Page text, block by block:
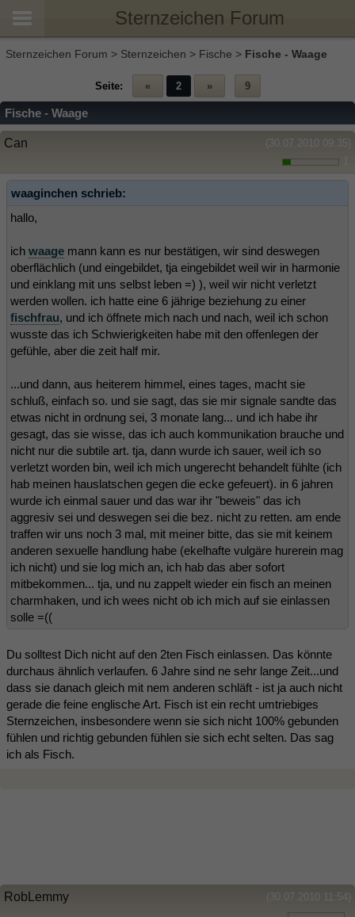
Sternzeichen Forum
Sternzeichen Forum > Sternzeichen > Fische > Fische - Waage
Seite: « 2 » 9
Fische - Waage
(30.07.2010 09:35)
Can
waaginchen schrieb:
hallo,
ich waage mann kann es nur bestätigen, wir sind deswegen
oberflächlich (und eingebildet, tja eingebildet weil wir in harmonie
und einklang mit uns selbst leben =) ), weil wir nicht verletzt
werden wollen. ich hatte eine 6 jährige beziehung zu einer
fischfrau, und ich öffnete mich nach und nach, weil ich schon
wusste das ich Schwierigkeiten habe mit den offenlegen der
gefühle, aber die zeit half mir.
...und dann, aus heiterem himmel, eines tages, macht sie
schluß, einfach so. und sie sagt, das sie mir signale sandte das
etwas nicht in ordnung sei, 3 monate lang... und ich habe ihr
gesagt, das sie wisse, das ich auch kommunikation brauche und
nicht nur die subtile art. tja, dann wurde ich sauer, weil ich so
verletzt worden bin, weil ich mich ungerecht behandelt fühlte (ich
hab meinen hauslatschen gegen die ecke gefeuert). in 6 jahren
wurde ich einmal sauer und das war ihr "beweis" das ich
aggresiv sei und deswegen sei die bez. nicht zu retten. am ende
traffen wir uns noch 3 mal, mit meiner bitte, das sie mit keinem
anderen sexuelle handlung habe (ekelhafte vulgäre hurerein mag
ich nicht) und sie log mich an, ich hab das aber sofort
mitbekommen... tja, und nu zappelt wieder ein fisch an meinen
charmhaken, und ich wees nicht ob ich mich auf sie einlassen
solle =((
Du solltest Dich nicht auf den 2ten Fisch einlassen. Das könnte
durchaus ähnlich verlaufen. 6 Jahre sind ne sehr lange Zeit...und
dass sie danach gleich mit nem anderen schläft - ist ja auch nicht
gerade die feine englische Art. Fisch ist ein recht umtriebiges
Sternzeichen, insbesondere wenn sie sich nicht 100% gebunden
fühlen und richtig gebunden fühlen sie sich echt selten. Das sag
ich als Fisch.
(30.07.2010 11:54)
RobLemmy